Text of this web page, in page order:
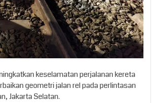
keselamatan perjalanan kereta
geometri jalan rel pada perlintasan
Jakarta Selatan.